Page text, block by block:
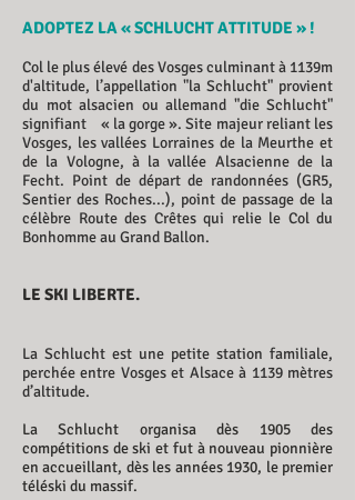
ADOPTEZ LA « SCHLUCHT ATTITUDE » !
Col le plus élevé des Vosges culminant à 1139m
d'altitude, l’appellation "la Schlucht" provient
du mot alsacien ou allemand "die Schlucht"
signifiant « la gorge ». Site majeur reliant les
Vosges, les vallées Lorraines de la Meurthe et
de la Vologne, à la vallée Alsacienne de la
Fecht. Point de départ de randonnées (GR5,
Sentier des Roches...), point de passage de la
célèbre Route des Crêtes qui relie le Col du
Bonhomme au Grand Ballon.
LE SKI LIBERTE.
La Schlucht est une petite station familiale,
perchée entre Vosges et Alsace à 1139 mètres
d’altitude.
La Schlucht organisa dès 1905 des
compétitions de ski et fut à nouveau pionnière
en accueillant, dès les années 1930, le premier
téléski du massif.